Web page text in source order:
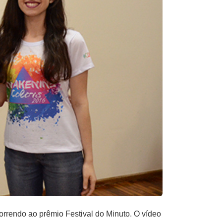
ao prêmio Festival do Minuto. O vídeo